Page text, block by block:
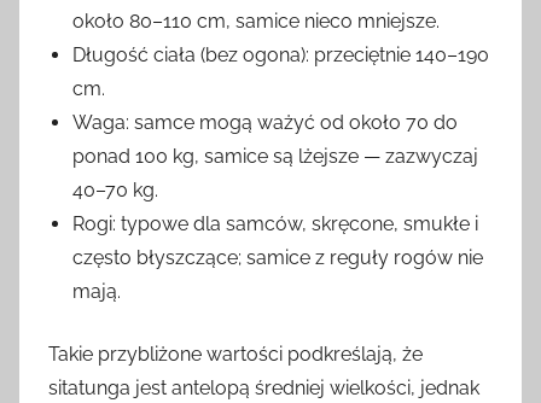
około 80–110 cm, samice nieco mniejsze.
Długość ciała (bez ogona): przeciętnie 140–190
cm.
Waga: samce mogą ważyć od około 70 do
ponad 100 kg, samice są lżejsze — zazwyczaj
40–70 kg.
Rogi: typowe dla samców, skręcone, smukłe i
często błyszczące; samice z reguły rogów nie
mają.
Takie przybliżone wartości podkreślają, że
sitatunga jest antelopą średniej wielkości, jednak